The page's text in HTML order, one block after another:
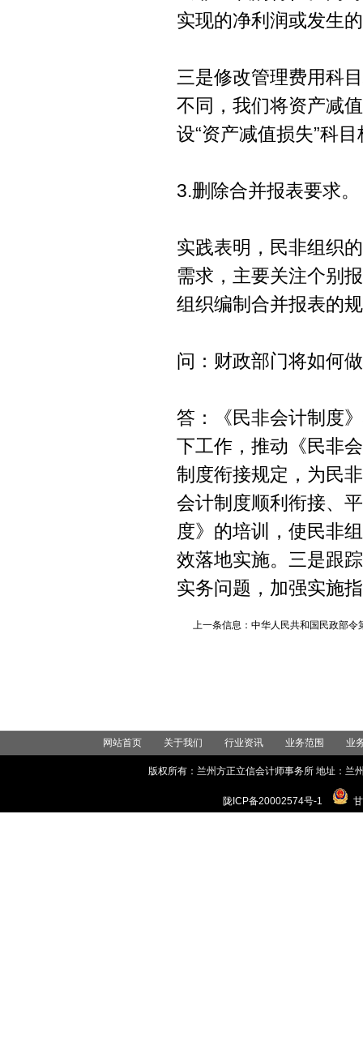
实现的净利润或发生
三是修改管理费用科
不同，我们将资产减
设“资产减值损失”科
3.删除合并报表要求。
实践表明，民非组织
需求，主要关注个别
组织编制合并报表的
问：财政部门将如何
答：《民非会计制度
下工作，推动《民非
制度衔接规定，为民
会计制度顺利衔接、
度》的培训，使民非
效落地实施。三是跟
实务问题，加强实施
上一条信息：中华人民共和国民政部令
网站首页 关于我们 行业资讯 业务范围 业
版权所有：兰州方正立信会计师事务所 地址：
陇ICP备20002574号-1